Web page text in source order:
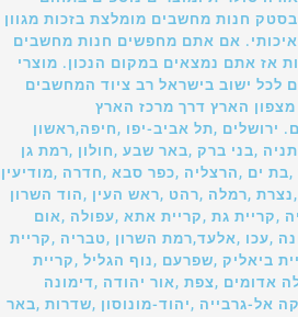
חנות מחשבים מומלצת בזכות מגוון
אם אתם מחפשים חנות מחשבים
אז אתם נמצאים במקום הנכון. מוצרי
לכל ישוב בישראל רב ציוד המחשבים
הארץ דרך מרכז הארץ
ירושלים ,תל אביב-יפו ,חיפה,ראשון
,בני ברק ,באר שבע ,חולון ,רמת גן
ים ,הרצליה ,כפר סבא ,חדרה ,מודיעין
,נצרת ,רמלה ,רהט ,ראש העין ,הוד השרון
,קריית גת ,קריית אתא ,עפולה ,אום
,עכו ,אלעד,רמת השרון ,טבריה ,קריית
ביאליק ,שפרעם ,נוף הגליל ,קריית
אדומים ,צפת ,אור יהודה ,דימונה
אל-גרבייה ,יהוד-מונוסון ,שדרות ,באר